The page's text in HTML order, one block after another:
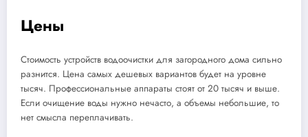
Цены
Стоимость устройств водоочистки для загородного дома сильно
разнится. Цена самых дешевых вариантов будет на уровне
тысяч. Профессиональные аппараты стоят от 20 тысяч и выше.
Если очищение воды нужно нечасто, а объемы небольшие, то
нет смысла переплачивать.